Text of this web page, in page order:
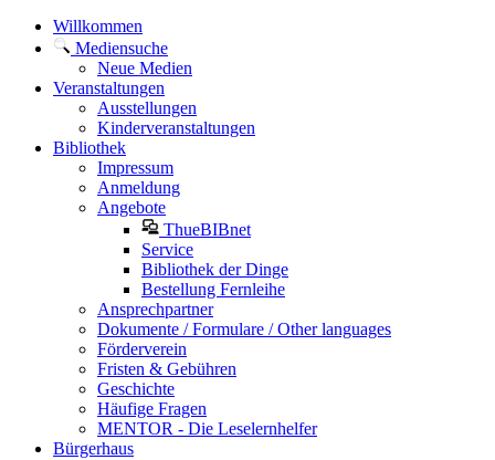
Willkommen
Mediensuche
Neue Medien
Veranstaltungen
Ausstellungen
Kinderveranstaltungen
Bibliothek
Impressum
Anmeldung
Angebote
ThueBIBnet
Service
Bibliothek der Dinge
Bestellung Fernleihe
Ansprechpartner
Dokumente / Formulare / Other languages
Förderverein
Fristen & Gebühren
Geschichte
Häufige Fragen
MENTOR - Die Leselernhelfer
Bürgerhaus